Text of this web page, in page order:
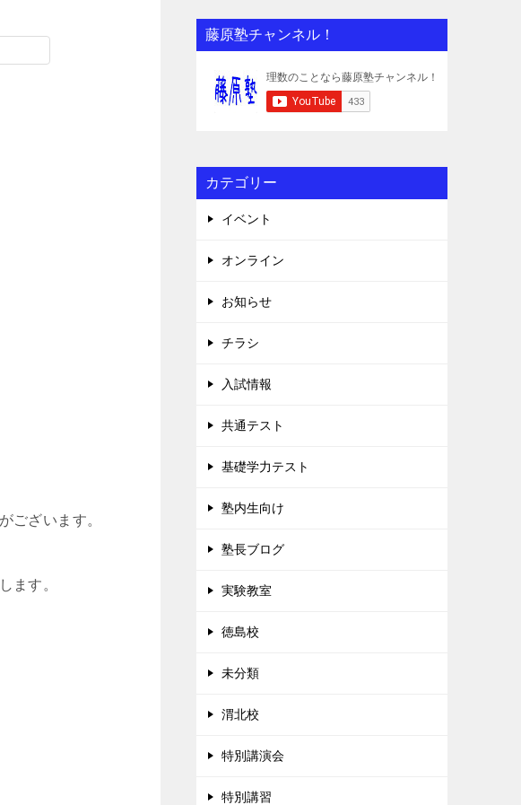
ございます。
ます。
藤原塾チャンネル！
カテゴリー
イベント
オンライン
お知らせ
チラシ
入試情報
共通テスト
基礎学力テスト
塾内生向け
塾長ブログ
実験教室
徳島校
未分類
渭北校
特別講演会
特別講習